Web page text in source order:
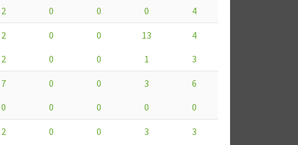
2 0 0 0 4
2 0 0 13
4
2 0 0 1 3
7 0 0 3
6
0 0 0 0 0
2 0 0 3
3